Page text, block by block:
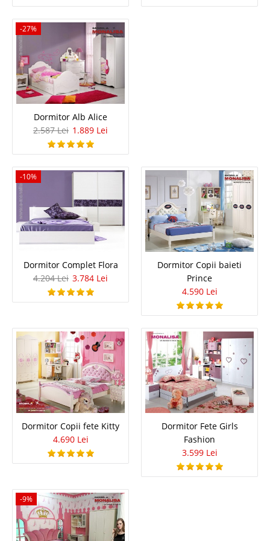
Compara
Pret Redus
Vezi Detalii
Noptieră Tineret Negru mat New City
➡️ Stil Modern Deosebit
Noptieră pt. cameră Tineret New City, Negru mat Stil Modern Deosebit,
Calitate Premium ❗ Preț Fabrică KUPA Noptiera din colecția New City
transformă camera adolescentului într-un spațiu urban și sofisticat. Cu un
Compara
714 Lei
Pret Redus 461 Lei
In Stoc
Vezi Detalii
Adauga la Favorite
-27%
Dormitor Alb Alice
2.587 Lei 1.889 Lei
-10%
Dormitor Complet Flora
4.204 Lei 3.784 Lei
Dormitor Copii baieti
Prince
4.590 Lei
Dormitor Copii fete Kitty
4.690 Lei
Dormitor Fete Girls
Fashion
3.599 Lei
-9%